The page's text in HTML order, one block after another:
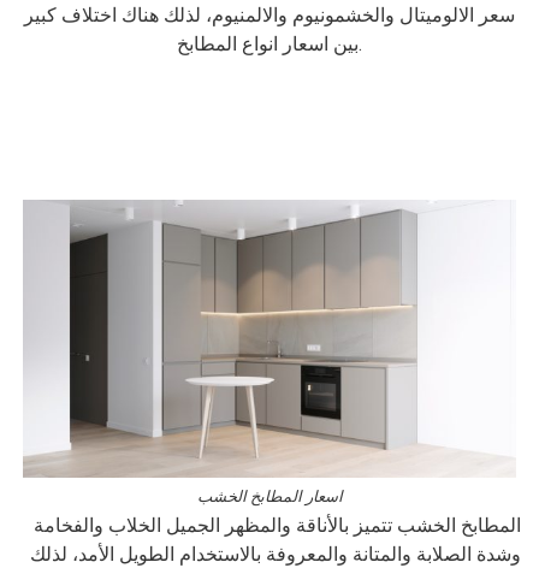
سعر الالوميتال والخشمونيوم والالمنيوم، لذلك هناك اختلاف كبير
بين اسعار انواع المطابخ.
اسعار المطابخ الخشب
المطابخ الخشب تتميز بالأناقة والمظهر الجميل الخلاب والفخامة
وشدة الصلابة والمتانة والمعروفة بالاستخدام الطويل الأمد، لذلك